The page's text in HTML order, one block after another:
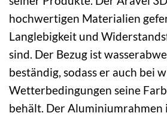
hochwertigen Materialien
Langlebigkeit und
sind. Der Bezug ist
beständig, sodass er auch bei
Wetterbedingungen seine
behält. Der Aluminiumrahmen